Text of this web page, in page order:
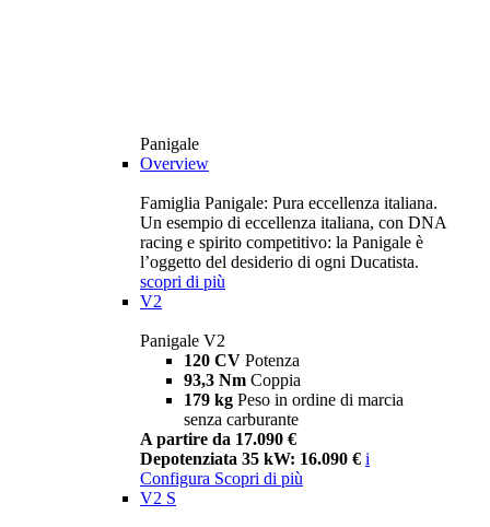
Panigale
Overview
Famiglia Panigale: Pura eccellenza italiana.
Un esempio di eccellenza italiana, con DNA
racing e spirito competitivo: la Panigale è
l’oggetto del desiderio di ogni Ducatista.
scopri di più
V2
Panigale V2
120 CV Potenza
93,3 Nm Coppia
179 kg Peso in ordine di marcia
senza carburante
A partire da 17.090 €
Depotenziata 35 kW: 16.090 € i
Configura Scopri di più
V2 S